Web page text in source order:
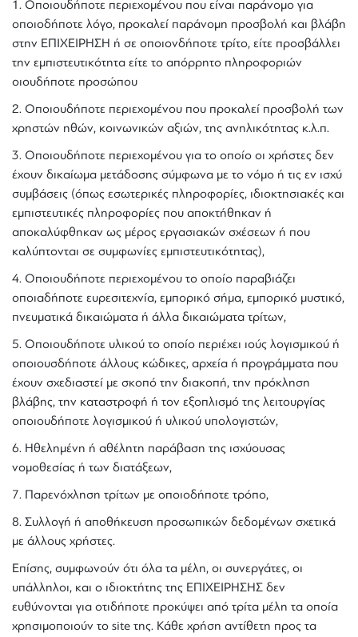
1. Οποιουδήποτε περιεχομένου που είναι παράνομο για
οποιοδήποτε λόγο, προκαλεί παράνομη προσβολή και βλάβη
στην ΕΠΙΧΕΙΡΗΣΗ ή σε οποιονδήποτε τρίτο, είτε προσβάλλει
την εμπιστευτικότητα είτε το απόρρητο πληροφοριών
οιουδήποτε προσώπου
2. Οποιουδήποτε περιεχομένου που προκαλεί προσβολή των
χρηστών ηθών, κοινωνικών αξιών, της ανηλικότητας κ.λ.π.
3. Οποιουδήποτε περιεχομένου για το οποίο οι χρήστες δεν
έχουν δικαίωμα μετάδοσης σύμφωνα με το νόμο ή τις εν ισχύ
συμβάσεις (όπως εσωτερικές πληροφορίες, ιδιοκτησιακές και
εμπιστευτικές πληροφορίες που αποκτήθηκαν ή
αποκαλύφθηκαν ως μέρος εργασιακών σχέσεων ή που
καλύπτονται σε συμφωνίες εμπιστευτικότητας),
4. Οποιουδήποτε περιεχομένου το οποίο παραβιάζει
οποιαδήποτε ευρεσιτεχνία, εμπορικό σήμα, εμπορικό μυστικό,
πνευματικά δικαιώματα ή άλλα δικαιώματα τρίτων,
5. Οποιουδήποτε υλικού το οποίο περιέχει ιούς λογισμικού ή
οποιουσδήποτε άλλους κώδικες, αρχεία ή προγράμματα που
έχουν σχεδιαστεί με σκοπό την διακοπή, την πρόκληση
βλάβης, την καταστροφή ή τον εξοπλισμό της λειτουργίας
οποιουδήποτε λογισμικού ή υλικού υπολογιστών,
6. Ηθελημένη ή αθέλητη παράβαση της ισχύουσας
νομοθεσίας ή των διατάξεων,
7. Παρενόχληση τρίτων με οποιοδήποτε τρόπο,
8. Συλλογή ή αποθήκευση προσωπικών δεδομένων σχετικά
με άλλους χρήστες.
Επίσης, συμφωνούν ότι όλα τα μέλη, οι συνεργάτες, οι
υπάλληλοι, και ο ιδιοκτήτης της ΕΠΙΧΕΙΡΗΣΗΣ δεν
ευθύνονται για οτιδήποτε προκύψει από τρίτα μέλη τα οποία
χρησιμοποιούν το site της. Κάθε χρήση αντίθετη προς τα